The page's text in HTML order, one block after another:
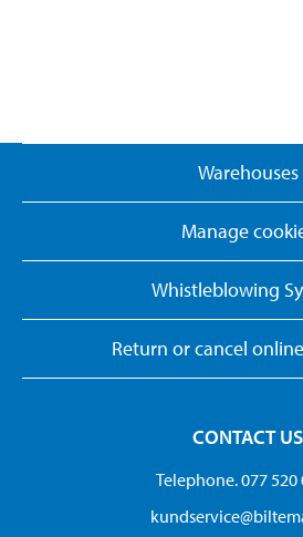
Warehouses
Manage
Whistleblowing
Return or cancel
CONTACT US
Telephone. 077 520